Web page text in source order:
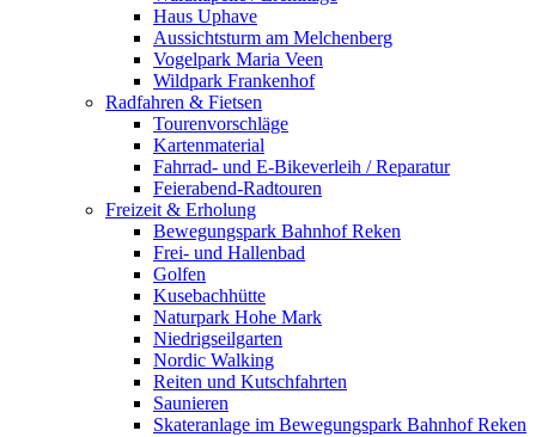
Haus Uphave
Aussichtsturm am Melchenberg
Vogelpark Maria Veen
Wildpark Frankenhof
Radfahren & Fietsen
Tourenvorschläge
Kartenmaterial
Fahrrad- und E-Bikeverleih / Reparatur
Feierabend-Radtouren
Freizeit & Erholung
Bewegungspark Bahnhof Reken
Frei- und Hallenbad
Golfen
Kusebachhütte
Naturpark Hohe Mark
Niedrigseilgarten
Nordic Walking
Reiten und Kutschfahrten
Saunieren
Skateranlage im Bewegungspark Bahnhof Reken